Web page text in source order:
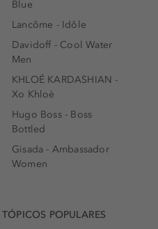
Blue
Lancôme - Idôle
Davidoff - Cool Water
Men
KHLOÉ KARDASHIAN -
Xo Khloè
Hugo Boss - Boss
Bottled
Gisada - Ambassador
Women
TÓPICOS POPULARES